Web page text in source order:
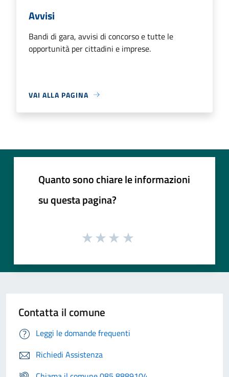
Avvisi
Bandi di gara, avvisi di concorso e tutte le
opportunità per cittadini e imprese.
VAI ALLA PAGINA
Quanto sono chiare le informazioni
su questa pagina?
Contatta il comune
Leggi le domande frequenti
Richiedi Assistenza